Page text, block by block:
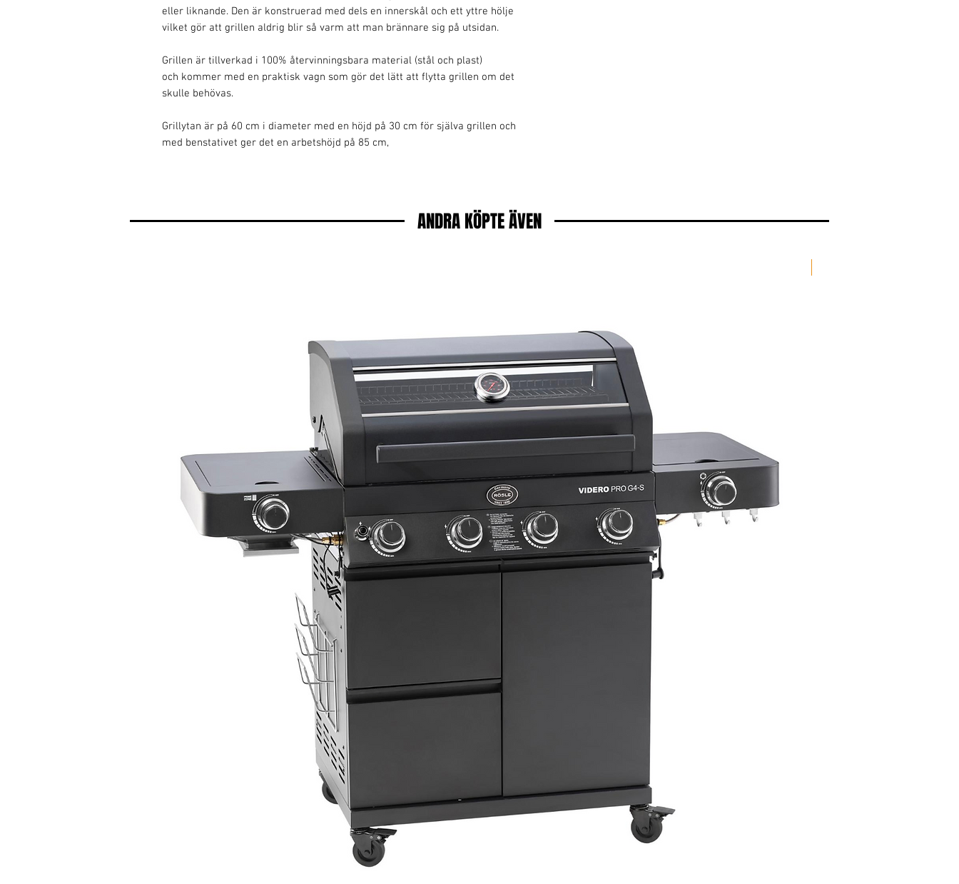
eller liknande. Den är konstruerad med dels en innerskål och ett yttre hölje
vilket gör att grillen aldrig blir så varm att man brännare sig på utsidan.
Grillen är tillverkad i 100% återvinningsbara material (stål och plast)
och kommer med en praktisk vagn som gör det lätt att flytta grillen om det
skulle behövas.
Grillytan är på 60 cm i diameter med en höjd på 30 cm för själva grillen och
med benstativet ger det en arbetshöjd på 85 cm,
ANDRA KÖPTE ÄVEN